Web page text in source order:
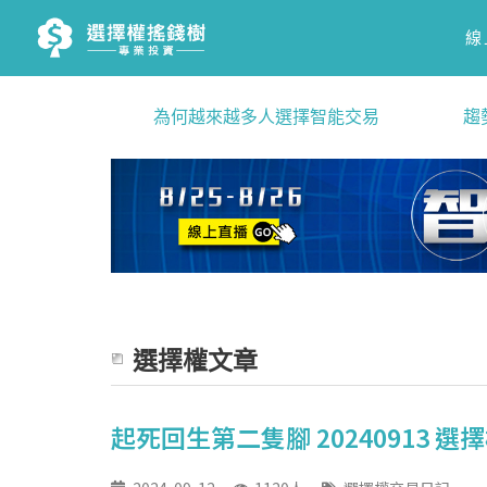
為何越來越多人選擇智能交易 趨
選擇權文章
起死回生第二隻腳 20240913 選